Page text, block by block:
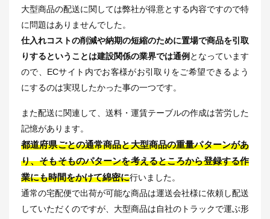
大型商品の配送に関しては弊社が得意とする内容ですので特
に問題はありませんでした。
仕入れコストの削減や納期の短縮のために置場で商品を引取
りするということは建設関係の業界では通例 となっています
ので、ECサイト内でお客様がお引取りをご希望できるよう
にするのは実現したかった事の一つです。
また配送に関連して、送料・運賃テーブルの作成は苦労した
記憶があります。
都道府県ごとの通常商品と大型商品の重量パターンがあ
り、そもそものパターンを考えるところから登録する作
業にも時間をかけて綿密に行いました。
通常の宅配便で出荷が可能な商品は運送会社様に依頼し配送
していただくのですが、大型商品は自社のトラックで運ぶ形